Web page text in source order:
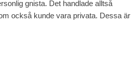
gnista. Det handlade alltså
också kunde vara privata. Dessa är